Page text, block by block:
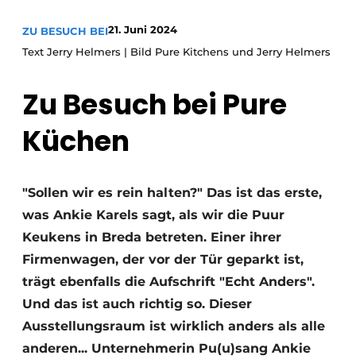
Ein Stellenangebot registrieren
Offene Stellen
Arbeitsblätter
Möbelbeschläge und Schränke
ZU BESUCH BEI21. Juni 2024
Text Jerry Helmers | Bild Pure Kitchens und Jerry Helmers
Zu Besuch bei Pure
Küchen
"Sollen wir es rein halten?" Das ist das erste,
was Ankie Karels sagt, als wir die Puur
Keukens in Breda betreten. Einer ihrer
Firmenwagen, der vor der Tür geparkt ist,
trägt ebenfalls die Aufschrift "Echt Anders".
Und das ist auch richtig so. Dieser
Ausstellungsraum ist wirklich anders als alle
anderen... Unternehmerin Pu(u)sang Ankie